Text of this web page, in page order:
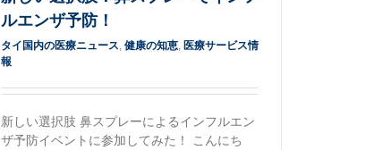
ルエンザ予防！
タイ国内の医療ニュース 健康の知恵 医療サービス情
報
新しい選択肢 鼻スプレーによるインフルエン
ザ予防イベントに参加してみた！ こんにち